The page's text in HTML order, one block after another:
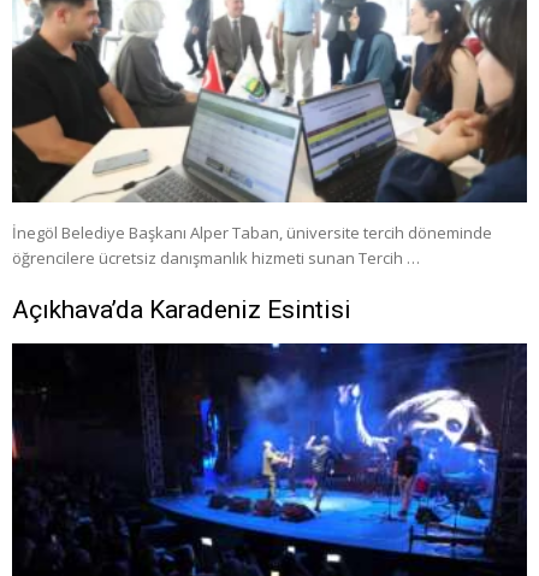
İnegöl Belediye Başkanı Alper Taban, üniversite tercih döneminde
öğrencilere ücretsiz danışmanlık hizmeti sunan Tercih …
Açıkhava’da Karadeniz Esintisi